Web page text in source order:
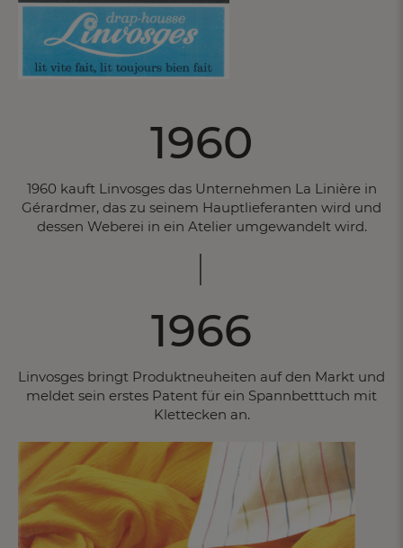
1960
1960 kauft Linvosges das Unternehmen La Linière in
Gérardmer, das zu seinem Hauptlieferanten wird und
dessen Weberei in ein Atelier umgewandelt wird.
1966
Linvosges bringt Produktneuheiten auf den Markt und
meldet sein erstes Patent für ein Spannbetttuch mit
Klettecken an.